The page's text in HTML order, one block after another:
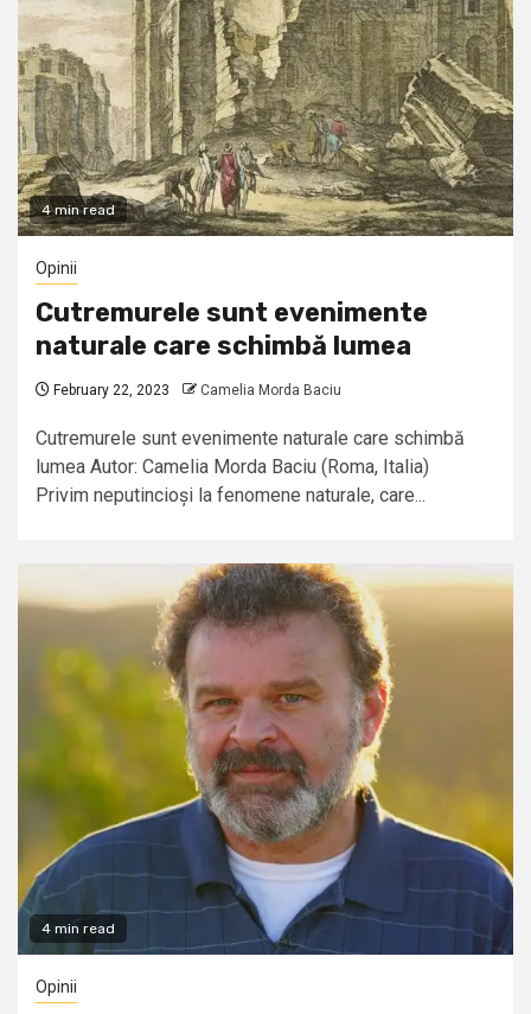
4 min read
Opinii
Cutremurele sunt evenimente
naturale care schimbă lumea
February 22, 2023 Camelia Morda Baciu
Cutremurele sunt evenimente naturale care schimbă
lumea Autor: Camelia Morda Baciu (Roma, Italia)
Privim neputincioși la fenomene naturale, care...
4 min read
Opinii